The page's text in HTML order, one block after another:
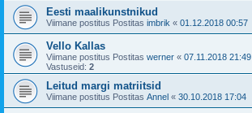
Eesti maalikunstnikud
Viimane postitus Postitas imbrik « 01.12.2018 00:57
Vello Kallas
Viimane postitus Postitas werner « 07.11.2018 21:49
Vastuseid: 2
Leitud margi matriitsid
Viimane postitus Postitas Annel « 30.10.2018 17:04